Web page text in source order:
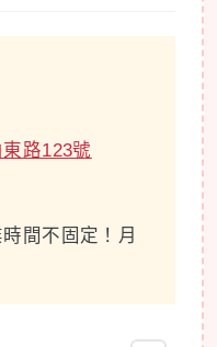
路123號
間不固定！月